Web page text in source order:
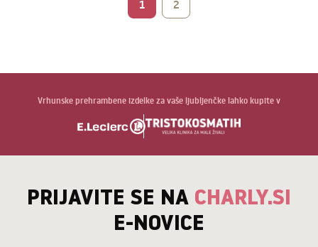
1 2
Vrhunske prehrambene izdelke za vaše ljubljenčke lahko kupite v
PRIJAVITE SE NA CHARLY.SI
E-NOVICE